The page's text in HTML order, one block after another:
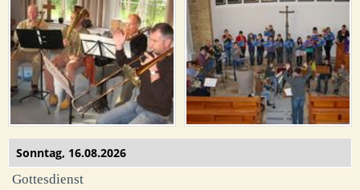
Sonntag, 16.08.2026
Gottesdienst